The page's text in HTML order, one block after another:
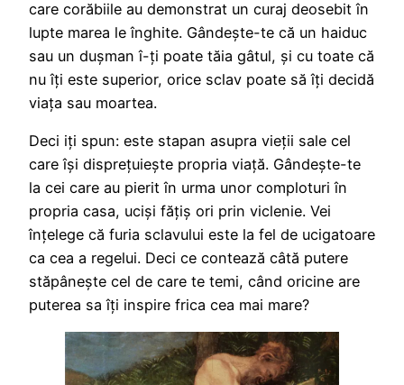
care corăbiile au demonstrat un curaj deosebit în
lupte marea le înghite. Gândește-te că un haiduc
sau un dușman î-ți poate tăia gâtul, și cu toate că
nu îți este superior, orice sclav poate să îți decidă
viața sau moartea.
Deci iți spun: este stapan asupra vieții sale cel
care își disprețuiește propria viață. Gândește-te
la cei care au pierit în urma unor comploturi în
propria casa, uciși fățiș ori prin viclenie. Vei
înțelege că furia sclavului este la fel de ucigatoare
ca cea a regelui. Deci ce contează câtă putere
stăpânește cel de care te temi, când oricine are
puterea sa îți inspire frica cea mai mare?